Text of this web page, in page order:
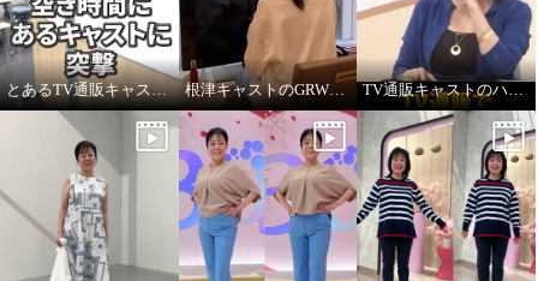
とあるTV通販キャストの髪型 根津キャストのGRWM～バブルファンデ紹介します！